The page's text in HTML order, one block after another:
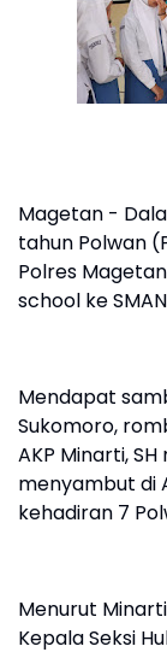
Magetan -
tahun Polwan
Polres
school ke
Mendapat
Sukomoro,
AKP Minarti,
menyambut di
kehadiran 7
Menurut
Kepala Seksi